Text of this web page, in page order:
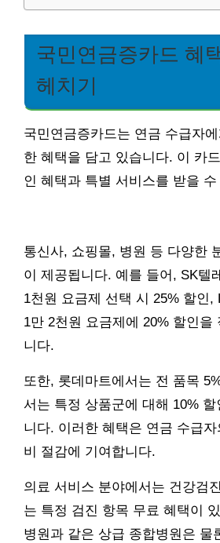
국민연금증카드 혜
헤치기
국민연금증카드는 연금 수급자
한 혜택을 담고 있습니다. 이 카
인 혜택과 특별 서비스를 받을
통신사, 쇼핑몰, 병원 등 다양한
이 제공됩니다. 예를 들어, SK텔
1천원 요금제 선택 시 25% 할인,
1만 2천원 요금제에 20% 할인을
니다.
또한, 롯데마트에서는 전 품목
서는 특정 상품군에 대해 10%
니다. 이러한 혜택은 연금 수급
비 절감에 기여합니다.
의료 서비스 분야에서는 건강검
는 특정 검진 항목 무료 혜택이
병원과 같은 상급 종합병원은 물